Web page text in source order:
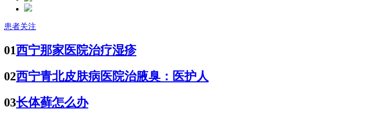
患者关注
01西宁那家医院治疗湿疹
02西宁青北皮肤病医院治腋臭：医护人
03长体藓怎么办